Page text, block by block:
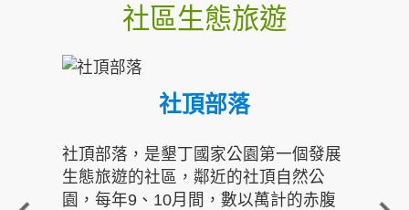
社區生態旅遊
社頂部落
社頂部落，是墾丁國家公園第一個發展
生態旅遊的社區，鄰近的社頂自然公
園，每年9、10月間，數以萬計的赤腹
重